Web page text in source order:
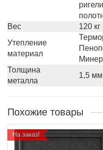
Вес
120 кг
Утепление
материал
Толщина
металла
1,5 мм
Похожие товары
На заказ!